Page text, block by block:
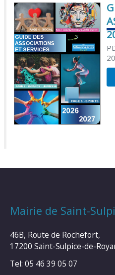
Mairie de Saint-
46B, Route de Rochefort,
17200 Saint-Sulpice-de-
Tel: 05 46 39 05 07